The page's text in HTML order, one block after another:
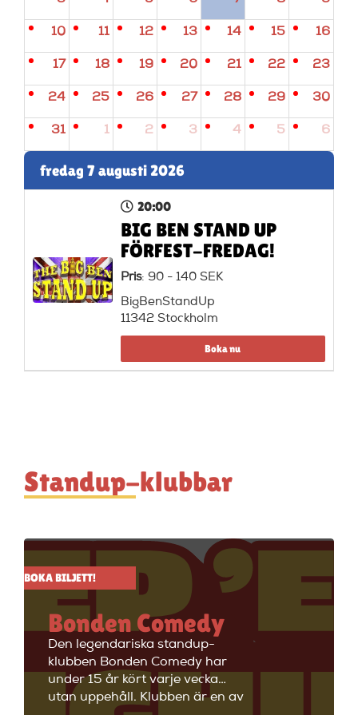
10 11 12 13 14 15 16
17 18 19 20 21 22 23
24 25 26 27 28 29 30
31 1 2 3 4 5 6
fredag 7 augusti 2026
20:00
BIG BEN STAND UP
FÖRFEST-FREDAG!
Pris: 90 - 140 SEK
BigBenStandUp
11342 Stockholm
Boka nu
Standup-klubbar
BOKA BILJETT!
Bonden Comedy
Den legendariska standup-
klubben Bonden Comedy har
under 15 år kört varje vecka
utan uppehåll. Klubben är en av